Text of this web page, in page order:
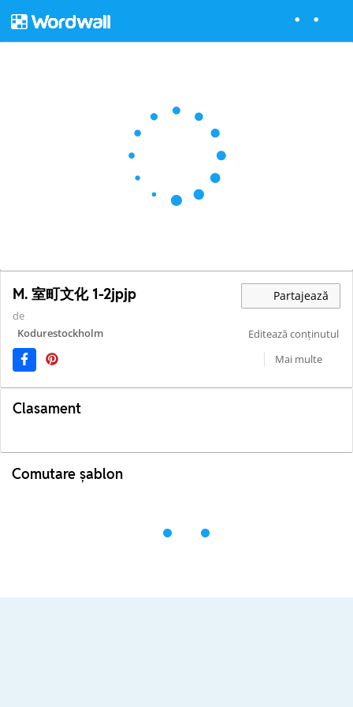
M. 室町文化 1-2jpjp Partajează
de
Kodurestockholm
Editează conținutul
Mai multe
Clasament
Comutare șablon